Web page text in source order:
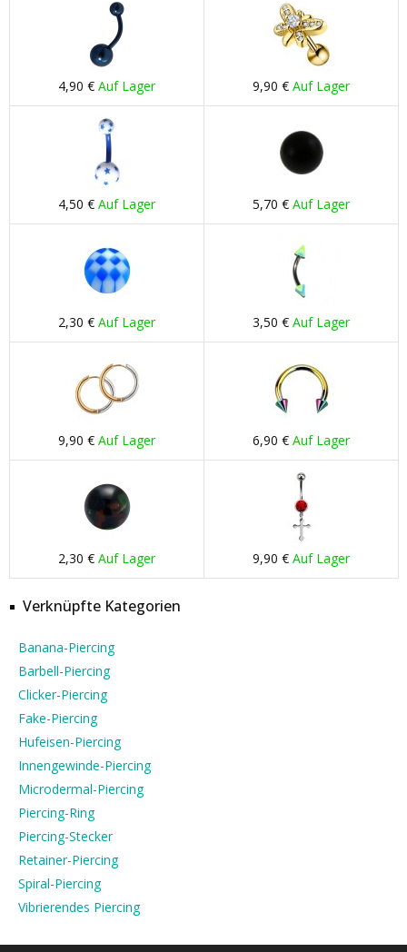
4,90 € Auf Lager 9,90 € Auf Lager
4,50 € Auf Lager 5,70 € Auf Lager
2,30 € Auf Lager 3,50 € Auf Lager
9,90 € Auf Lager 6,90 € Auf Lager
2,30 € Auf Lager 9,90 € Auf Lager
Verknüpfte Kategorien
Banana-Piercing
Barbell-Piercing
Clicker-Piercing
Fake-Piercing
Hufeisen-Piercing
Innengewinde-Piercing
Microdermal-Piercing
Piercing-Ring
Piercing-Stecker
Retainer-Piercing
Spiral-Piercing
Vibrierendes Piercing